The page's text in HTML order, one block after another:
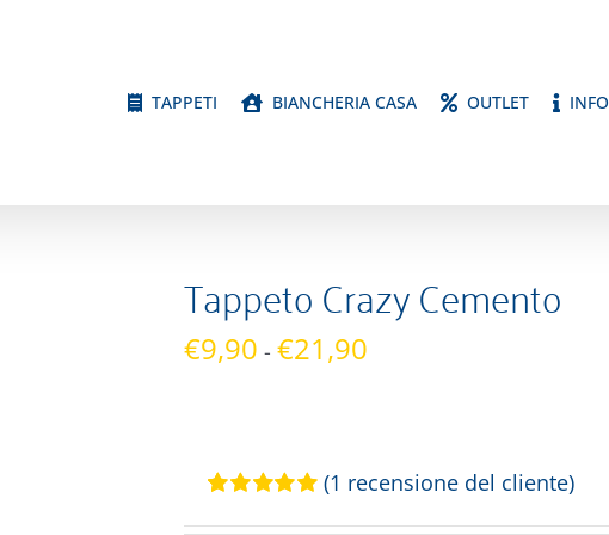
TAPPETI BIANCHERIA CASA OUTLET INFO
Tappeto Crazy Cemento
€9,90 - €21,90
€9,90
(1 recensione del cliente)